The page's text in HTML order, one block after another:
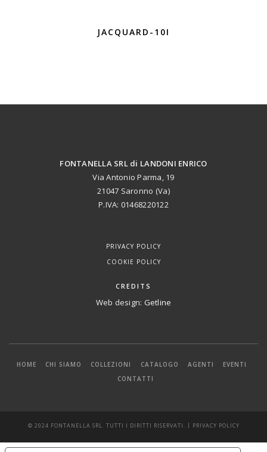
JACQUARD-10I
FONTANELLA SRL di LANDONI ENRICO
Via Antonio Parma, 19
21047 Saronno (Va)
P.IVA: 01468220122
PRIVACY POLICY
COOKIE POLICY
CREDITS
Web design: Getline
HOME CHI SIAMO COLLEZIONI CATALOGO AGENTI
EVENTI
CONTATTI
© 2024 FONTANELLA SRL. TUTTI I DIRITTI RISERVATI. | PRIVACY POLICY